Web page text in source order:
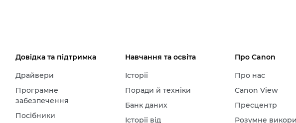
Довідка та підтримка
Драйвери
Програмне
забезпечення
Посібники
Навчання та освіта
Історії
Поради й техніки
Банк даних
Історії від
Про Canon
Про нас
Canon View
Пресцентр
Розумне